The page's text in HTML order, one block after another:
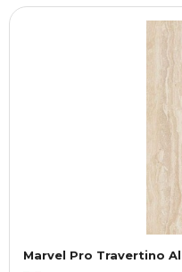
Marvel Pro Travertino